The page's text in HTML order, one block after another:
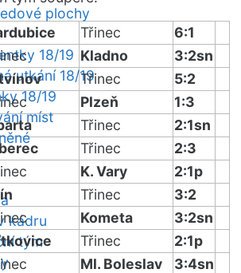
plochy
18/19
utkání 18/19
18/19
míst
kádru
tým
Třinec
6:1
Kladno
3:2sn
Třinec
5:2
Plzeň
1:3
Třinec
2:1sn
Třinec
2:3
K. Vary
2:1p
Třinec
3:2
Kometa
3:2sn
Třinec
2:1p
Ml. Boleslav
3:4sn